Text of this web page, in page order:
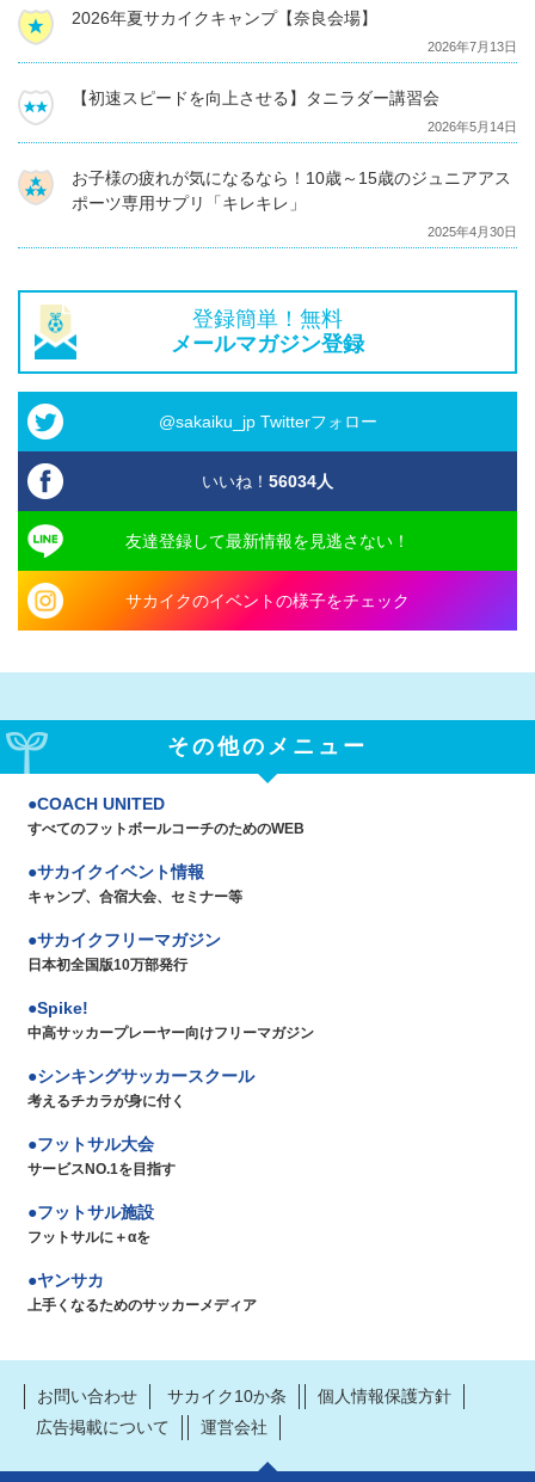
2026年夏サカイクキャンプ【奈良会場】
2026年7月13日
【初速スピードを向上させる】タニラダー講習会
2026年5月14日
お子様の疲れが気になるなら！10歳～15歳のジュニアアス
ポーツ専用サプリ「キレキレ」
2025年4月30日
登録簡単！無料
メールマガジン登録
@sakaiku_jp Twitterフォロー
いいね！ 56034人
友達登録して最新情報を見逃さない！
サカイクのイベントの様子をチェック
その他のメニュー
COACH UNITED
すべてのフットボールコーチのためのWEB
サカイクイベント情報
キャンプ、合宿大会、セミナー等
サカイクフリーマガジン
日本初全国版10万部発行
Spike!
中高サッカープレーヤー向けフリーマガジン
シンキングサッカースクール
考えるチカラが身に付く
フットサル大会
サービスNO.1を目指す
フットサル施設
フットサルに＋αを
ヤンサカ
上手くなるためのサッカーメディア
お問い合わせ サカイク10か条
個人情報保護方針
広告掲載について
運営会社